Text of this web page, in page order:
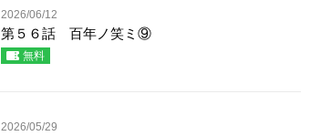
2026/06/12
第５６話 百年ノ笑ミ⑨
無料
2026/05/29